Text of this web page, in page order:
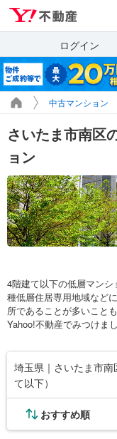
ログイン
中古マンション
さいたま市南区
ョン
4階建て以下の低層マン
種低層住居専用地域など
所であることが多いこと
Yahoo!不動産でみつけまし
埼玉県｜さいたま市
て以下）
おすすめ順